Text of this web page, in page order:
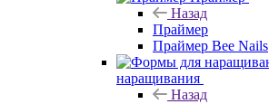
Назад
Праймер
Праймер Bee Nails
наращивания
Назад